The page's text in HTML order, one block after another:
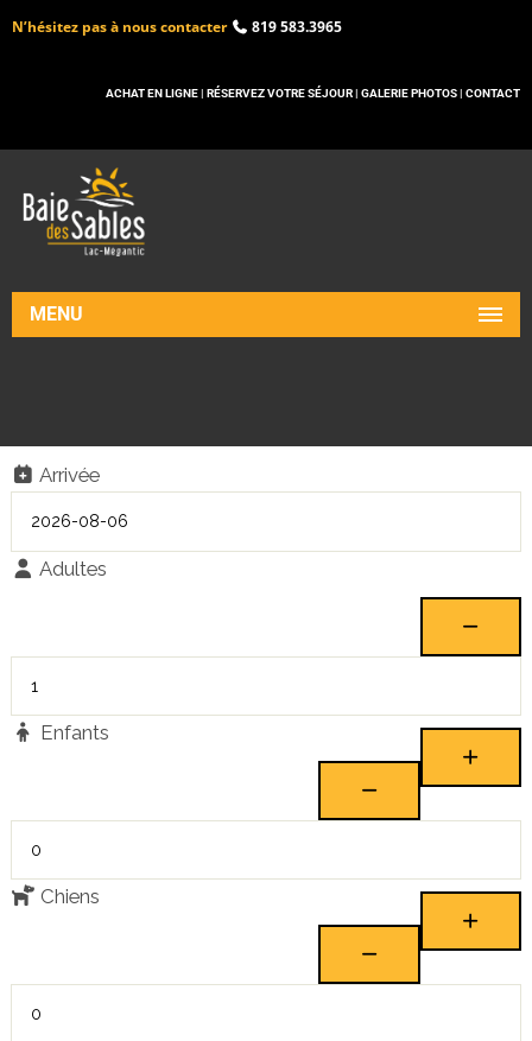
N’hésitez pas à nous contacter 819 583.3965
ACHAT EN LIGNE | RÉSERVEZ VOTRE SÉJOUR | GALERIE PHOTOS | CONTACT
MENU
Arrivée
Adultes
Enfants
Chiens